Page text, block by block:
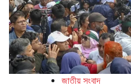
জাতীয় সংবাদ